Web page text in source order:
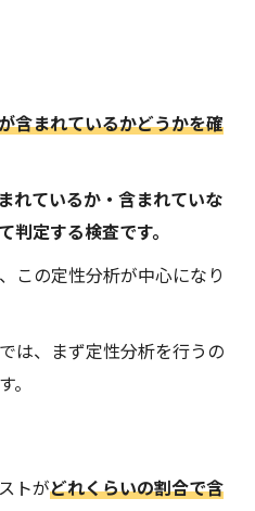
含まれているかどうかを確
れているか・含まれていな
判定する検査です。
この定性分析が中心になり
は、まず定性分析を行うの
。
トがどれくらいの割合で含